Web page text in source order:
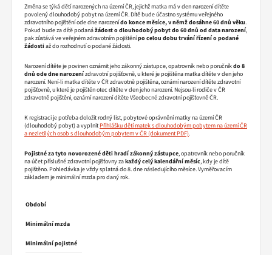
Změna se týká dětí narozených na území ČR, jejichž matka má v den narození dítěte
povolený dlouhodobý pobyt na území ČR. Dítě bude účastno systému veřejného
zdravotního pojištění ode dne narozenído konce měsíce, v němž dosáhne 60 dnů věku.
Pokud bude za dítě podanážádost o dlouhodobý pobyt do 60 dnů od data narození,
pak zůstává ve veřejném zdravotním pojištěnípo celou dobu trvání řízení o podané
žádostiaž do rozhodnutí o podané žádosti.
Narození dítěte je povinen oznámit jeho zákonný zástupce, opatrovník nebo poručníkdo 8
dnů ode dne narozenízdravotní pojišťovně, u které je pojištěna matka dítěte v den jeho
narození. Není-li matka dítěte v ČR zdravotně pojištěna, oznámí narození dítěte zdravotní
pojišťovně, u které je pojištěn otec dítěte v den jeho narození. Nejsou-li rodiče v ČR
zdravotně pojištěni, oznámí narození dítěte Všeobecné zdravotní pojišťovně ČR.
K registraci je potřeba doložit rodný list, pobytové oprávnění matky na území ČR
(dlouhodobý pobyt) a vyplnitPřihlášku dětí matek s dlouhodobým pobytem na území ČR
a nezletilých osob s dlouhodobým pobytem v ČR
.
Pojistné za tyto novorozené děti hradí zákonný zástupce, opatrovník nebo poručník
na účet příslušné zdravotní pojišťovny zakaždý celý kalendářní měsíc, kdy je dítě
pojištěno. Pohledávka je vždy splatná do 8. dne následujícího měsíce. Vyměřovacím
základem je minimální mzda pro daný rok.
Období
Minimální mzda
Minimální pojistné